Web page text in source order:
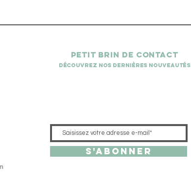
petit brin de contact
Découvrez nos dernières nouveautés
S'abonner